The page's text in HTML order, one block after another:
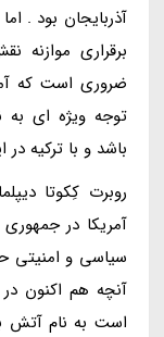
آذربایجان بود .
برقراری
ضروری است که
توجه ویژه ای به
باشد و با ترکیه
روبرت کِکوتا
آمریکا در
سیاسی و امنیتی
آنچه هم اکنون
است به نام آتش